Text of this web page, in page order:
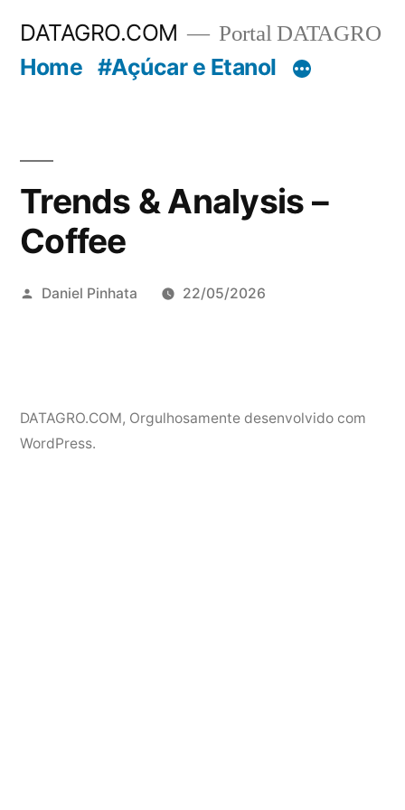
DATAGRO.COM Portal DATAGRO
Home #Açúcar e Etanol
Trends & Analysis –
Coffee
Publicado
Daniel Pinhata 22/05/2026
DATAGRO.COM, Orgulhosamente desenvolvido com
WordPress.